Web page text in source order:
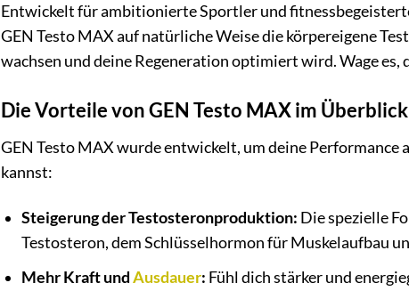
Entwickelt für ambitionierte Sportler und
GEN Testo MAX auf natürliche Weise die körpereigene
wachsen und deine Regeneration optimiert wird. Wage es,
Die Vorteile von GEN Testo MAX im Überblick
GEN Testo MAX wurde entwickelt, um deine
kannst:
Steigerung der Testosteronproduktion: Die spezielle
Testosteron, dem Schlüsselhormon für Muskelaufbau
Mehr Kraft undAusdauer: Fühl dich stärker und